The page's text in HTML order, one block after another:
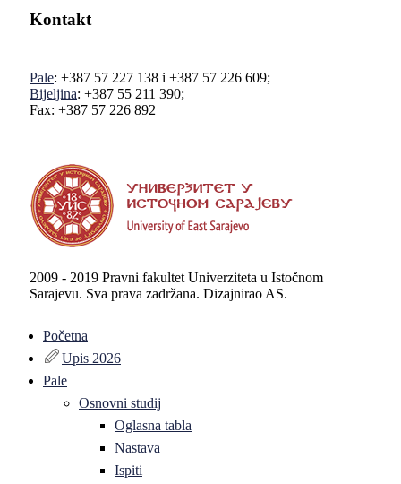
Kontakt
Pale: +387 57 227 138 i +387 57 226 609;
Bijeljina: +387 55 211 390;
Fax: +387 57 226 892
2009 - 2019 Pravni fakultet Univerziteta u Istočnom
Sarajevu. Sva prava zadržana. Dizajnirao AS.
Početna
Upis 2026
Pale
Osnovni studij
Oglasna tabla
Nastava
Ispiti